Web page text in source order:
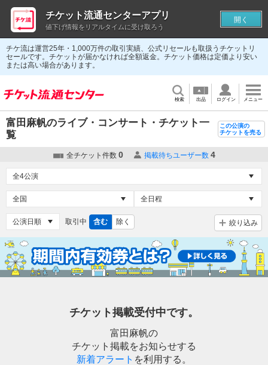
チケ流は運営25年・1,000万件の取引実績、公式リセールも取扱うチケットリ
セールです。チケットが届かなければ全額返金。チケット価格は定価より安い
または高い場合があります。
検索 出品 ログイン メニュー
富田麻帆のライブ・コンサート・チケット一
覧
この公演の
チケットを売る
全チケット件数 0 掲載待ちユーザー数 4
取引中 含む 除く 絞り込み
チケット掲載受付中です。
富田麻帆の
チケット掲載をお知らせする
新着アラート を利用する。
チケット流通センターアプリ
値下げ情報をリアルタイムに受け取ろう
開く